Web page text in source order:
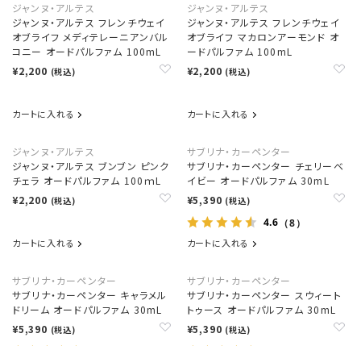
ジャンヌ・アルテス
ジャンヌ・アルテス フレンチウェイ
オブライフ メディテレーニアンバル
コニー オードパルファム 100mL
¥2,200 (税込)
カートに入れる
ジャンヌ・アルテス
ジャンヌ・アルテス フレンチウェイ
オブライフ マカロンアーモンド オ
ードパルファム 100mL
¥2,200 (税込)
カートに入れる
ジャンヌ・アルテス
ジャンヌ・アルテス ブンブン ピンク
チェラ オードパルファム 100ｍL
¥2,200 (税込)
カートに入れる
サブリナ・カーペンター
サブリナ・カーペンター チェリーベ
イビー オードパルファム 30mL
¥5,390 (税込)
4.6 （8）
カートに入れる
サブリナ・カーペンター
サブリナ・カーペンター キャラメル
ドリーム オードパルファム 30mL
¥5,390 (税込)
サブリナ・カーペンター
サブリナ・カーペンター スウィート
トゥース オードパルファム 30mL
¥5,390 (税込)